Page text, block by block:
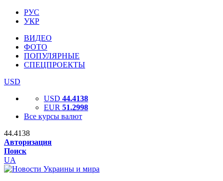
РУС
УКР
ВИДЕО
ФОТО
ПОПУЛЯРНЫЕ
СПЕЦПРОЕКТЫ
USD
USD 44.4138
EUR 51.2998
Все курсы валют
44.4138
Авторизация
Поиск
UA